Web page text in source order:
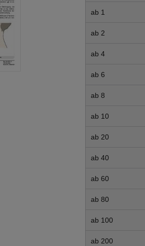
ab 1
ab 2
ab 4
ab 6
ab 8
ab 10
ab 20
ab 40
ab 60
ab 80
ab 100
ab 200